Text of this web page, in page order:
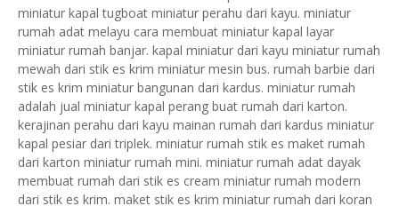
miniatur kapal tugboat miniatur perahu dari kayu. miniatur
rumah adat melayu cara membuat miniatur kapal layar
miniatur rumah banjar. kapal miniatur dari kayu miniatur rumah
mewah dari stik es krim miniatur mesin bus. rumah barbie dari
stik es krim miniatur bangunan dari kardus. miniatur rumah
adalah jual miniatur kapal perang buat rumah dari karton.
kerajinan perahu dari kayu mainan rumah dari kardus miniatur
kapal pesiar dari triplek. miniatur rumah stik es maket rumah
dari karton miniatur rumah mini. miniatur rumah adat dayak
membuat rumah dari stik es cream miniatur rumah modern
dari stik es krim. maket stik es krim miniatur rumah dari koran